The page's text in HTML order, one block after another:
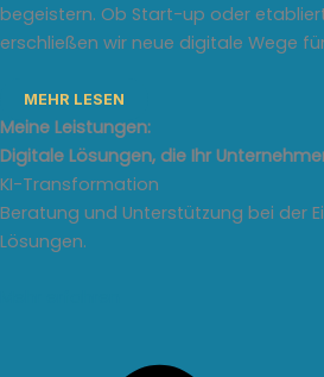
begeistern. Ob Start-up oder
erschließen wir neue digitale Wege
MEHR LESEN
Meine Leistungen:
Digitale Lösungen, die Ihr
KI-Transformation
Beratung und Unterstützung bei der
Lösungen.